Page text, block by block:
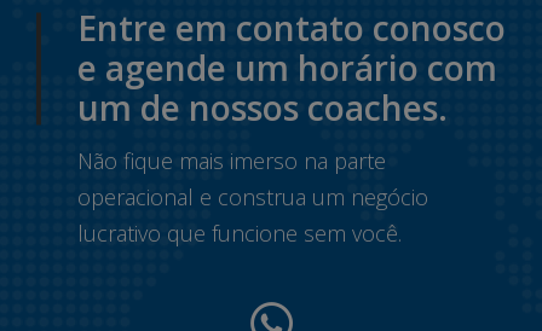
Entre em contato conosco
e agende um horário com
um de nossos coaches.
Não fique mais imerso na parte
operacional e construa um negócio
lucrativo que funcione sem você.